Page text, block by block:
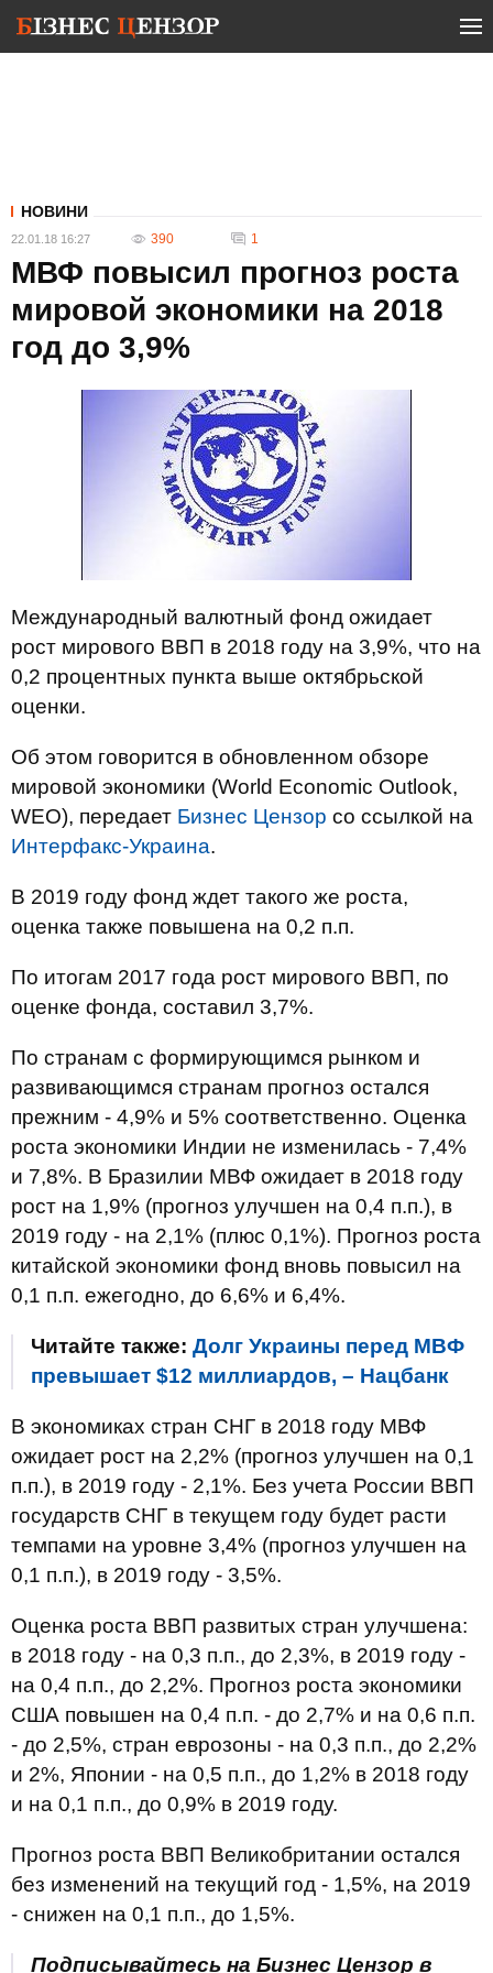
НОВИНИ
22.01.18 16:27 390 1
МВФ повысил прогноз роста
мировой экономики на 2018
год до 3,9%
Международный валютный фонд ожидает
рост мирового ВВП в 2018 году на 3,9%, что на
0,2 процентных пункта выше октябрьской
оценки.
Об этом говорится в обновленном обзоре
мировой экономики (World Economic Outlook,
WEO), передает Бизнес Цензор со ссылкой на
Интерфакс-Украина.
В 2019 году фонд ждет такого же роста,
оценка также повышена на 0,2 п.п.
По итогам 2017 года рост мирового ВВП, по
оценке фонда, составил 3,7%.
По странам с формирующимся рынком и
развивающимся странам прогноз остался
прежним - 4,9% и 5% соответственно. Оценка
роста экономики Индии не изменилась - 7,4%
и 7,8%. В Бразилии МВФ ожидает в 2018 году
рост на 1,9% (прогноз улучшен на 0,4 п.п.), в
2019 году - на 2,1% (плюс 0,1%). Прогноз роста
китайской экономики фонд вновь повысил на
0,1 п.п. ежегодно, до 6,6% и 6,4%.
Читайте также: Долг Украины перед МВФ
превышает $12 миллиардов, – Нацбанк
В экономиках стран СНГ в 2018 году МВФ
ожидает рост на 2,2% (прогноз улучшен на 0,1
п.п.), в 2019 году - 2,1%. Без учета России ВВП
государств СНГ в текущем году будет расти
темпами на уровне 3,4% (прогноз улучшен на
0,1 п.п.), в 2019 году - 3,5%.
Оценка роста ВВП развитых стран улучшена:
в 2018 году - на 0,3 п.п., до 2,3%, в 2019 году -
на 0,4 п.п., до 2,2%. Прогноз роста экономики
США повышен на 0,4 п.п. - до 2,7% и на 0,6 п.п.
- до 2,5%, стран еврозоны - на 0,3 п.п., до 2,2%
и 2%, Японии - на 0,5 п.п., до 1,2% в 2018 году
и на 0,1 п.п., до 0,9% в 2019 году.
Прогноз роста ВВП Великобритании остался
без изменений на текущий год - 1,5%, на 2019
- снижен на 0,1 п.п., до 1,5%.
Подписывайтесь на Бизнес Цензор в